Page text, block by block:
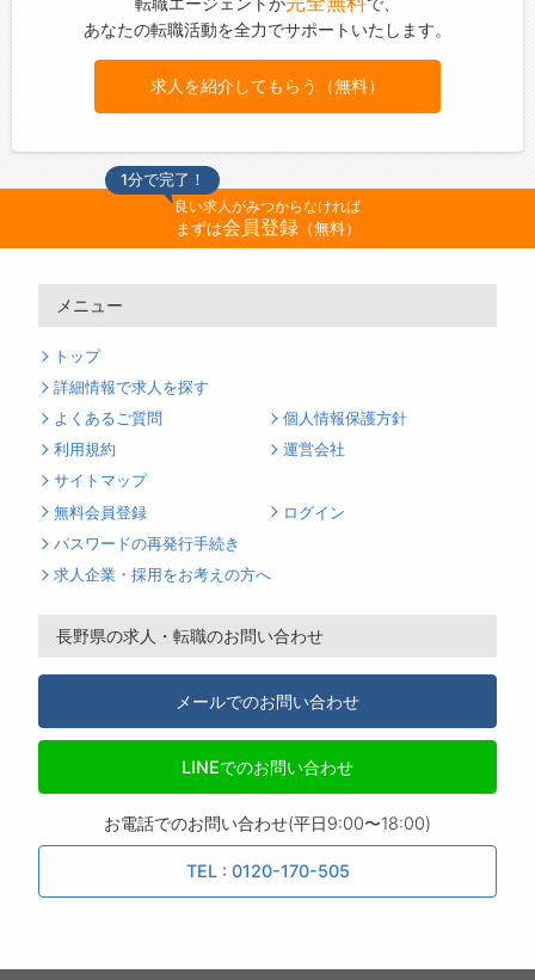
あなたの転職活動を全力でサポートいたします。
求人を紹介してもらう（無料）
1分で完了！
良い求人がみつからなければ
まずは会員登録（無料）
メニュー
トップ
詳細情報で求人を探す
よくあるご質問
個人情報保護方針
利用規約
運営会社
サイトマップ
無料会員登録
ログイン
パスワードの再発行手続き
求人企業・採用をお考えの方へ
長野県の求人・転職のお問い合わせ
メールでのお問い合わせ
LINEでのお問い合わせ
お電話でのお問い合わせ(平日9:00〜18:00)
TEL : 0120-170-505